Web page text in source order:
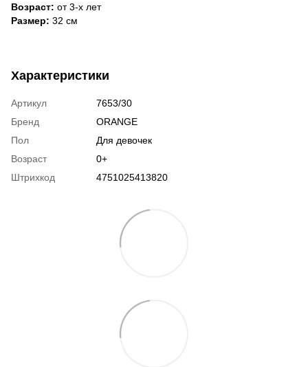
Возраст: от 3-х лет
Размер: 32 см
Характеристики
Артикул
7653/30
Бренд
ORANGE
Пол
Для девочек
Возраст
0+
Штрихкод
4751025413820